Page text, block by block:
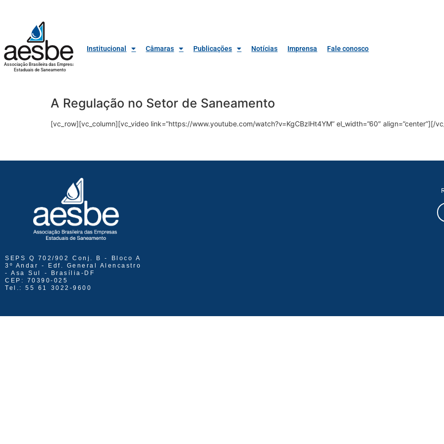
Associação Brasileira das Empresas
Estaduais de Saneamento
Institucional Câmaras Publicações Notícias Imprensa Fale conosco
A Regulação no Setor de Saneamento
[vc_row][vc_column][vc_video link=”https://www.youtube.com/watch?v=KgCBzlHt4YM” el_width=”60″ align=”center”][/
SEPS Q 702/902 Conj. B - Bloco A
3º Andar - Edf. General Alencastro
- Asa Sul - Brasília-DF
CEP: 70390-025
Tel.: 55 61 3022-9600